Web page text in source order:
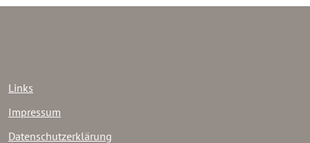
Links
Impressum
Datenschutzerklärung